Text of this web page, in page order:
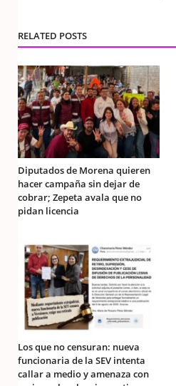
RELATED POSTS
Diputados de Morena quieren
hacer campaña sin dejar de
cobrar; Zepeta avala que no
pidan licencia
Los que no censuran: nueva
funcionaria de la SEV intenta
callar a medio y amenaza con